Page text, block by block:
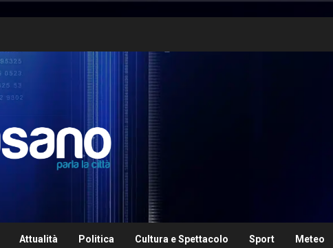
Attualità Politica Cultura e Spettacolo Sport Meteo